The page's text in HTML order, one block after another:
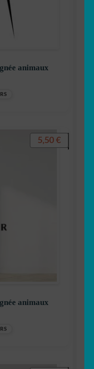
animaux
animaux
5,50 €